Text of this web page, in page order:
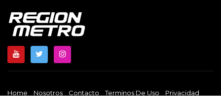
Home Nosotros Contacto Terminos De Uso Privacidad